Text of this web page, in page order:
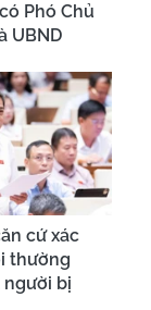
Phó Chủ
UBND
cứ xác
thường
bị